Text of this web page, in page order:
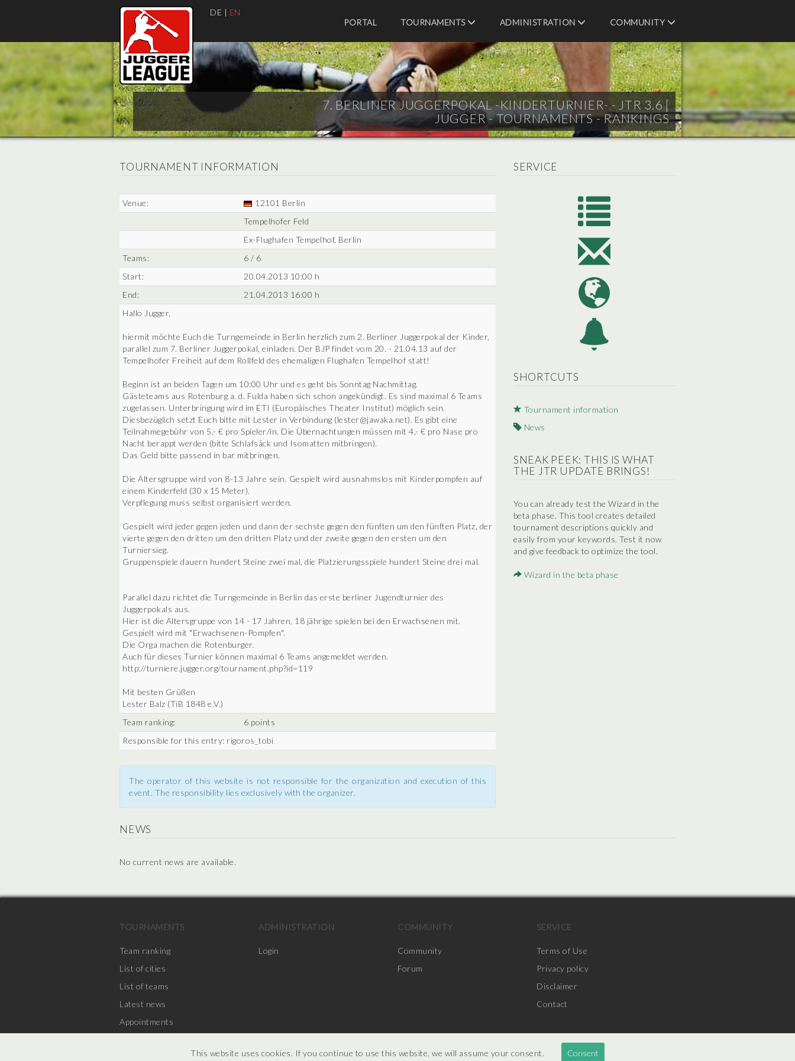
DE | EN
PORTAL
TOURNAMENTS ADMINISTRATION COMMUNITY
7. BERLINER JUGGERPOKAL -KINDERTURNIER- - JTR 3.6 |
JUGGER - TOURNAMENTS - RANKINGS
SERVICE
SHORTCUTS
Tournament information
News
SNEAK PEEK: THIS IS WHAT
THE JTR UPDATE BRINGS!
You can already test the Wizard in the
beta phase. This tool creates detailed
tournament descriptions quickly and
easily from your keywords. Test it now
and give feedback to optimize the tool.
Wizard in the beta phase
TOURNAMENT INFORMATION
Venue:
12101 Berlin
Tempelhofer Feld
Ex-Flughafen Tempelhof, Berlin
Teams:
6 / 6
Start:
20.04.2013 10:00 h
End:
21.04.2013 16:00 h
Hallo Jugger,
hiermit möchte Euch die Turngemeinde in Berlin herzlich zum 2. Berliner Juggerpokal der Kinder,
parallel zum 7. Berliner Juggerpokal, einladen. Der BJP findet vom 20. - 21.04.13 auf der
Tempelhofer Freiheit auf dem Rollfeld des ehemaligen Flughafen Tempelhof statt!
Beginn ist an beiden Tagen um 10:00 Uhr und es geht bis Sonntag Nachmittag.
Gästeteams aus Rotenburg a. d. Fulda haben sich schon angekündigt. Es sind maximal 6 Teams
zugelassen. Unterbringung wird im ETI (Europäisches Theater Institut) möglich sein.
Diesbezüglich setzt Euch bitte mit Lester in Verbindung (lester@jawaka.net). Es gibt eine
Teilnahmegebühr von 5,- € pro Spieler/in. Die Übernachtungen müssen mit 4,- € pro Nase pro
Nacht berappt werden (bitte Schlafsäck und Isomatten mitbringen).
Das Geld bitte passend in bar mitbringen.
Die Altersgruppe wird von 8-13 Jahre sein. Gespielt wird ausnahmslos mit Kinderpompfen auf
einem Kinderfeld (30 x 15 Meter).
Verpflegung muss selbst organisiert werden.
Gespielt wird jeder gegen jeden und dann der sechste gegen den fünften um den fünften Platz, der
vierte gegen den dritten um den dritten Platz und der zweite gegen den ersten um den
Turniersieg.
Gruppenspiele dauern hundert Steine zwei mal, die Platzierungsspiele hundert Steine drei mal.
Parallel dazu richtet die Turngemeinde in Berlin das erste berliner Jugendturnier des
Juggerpokals aus.
Hier ist die Altersgruppe von 14 - 17 Jahren, 18 jährige spielen bei den Erwachsenen mit.
Gespielt wird mit "Erwachsenen-Pompfen".
Die Orga machen die Rotenburger.
Auch für dieses Turnier können maximal 6 Teams angemeldet werden.
http://turniere.jugger.org/tournament.php?id=119
Mit besten Grüßen
Lester Balz (TiB 1848 e.V.)
Team ranking:
6 points
Responsible for this entry: rigoros_tobi
The operator of this website is not responsible for the organization and execution of this
event. The responsibility lies exclusively with the organizer.
NEWS
No current news are available.
TOURNAMENTS
Team ranking
List of cities
List of teams
Latest news
Appointments
ADMINISTRATION
Login
COMMUNITY
Community
Forum
SERVICE
Terms of Use
Privacy policy
Disclaimer
Contact
This website uses cookies. If you continue to use this website, we will assume your consent. Consent